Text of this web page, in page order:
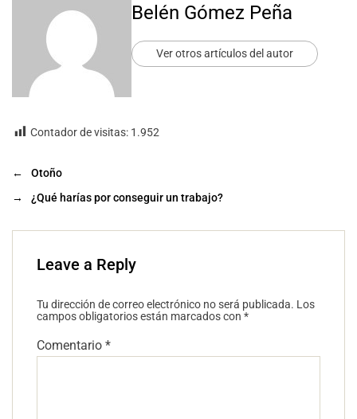
Belén Gómez Peña
Ver otros artículos del autor
Contador de visitas: 1.952
←
Otoño
→
¿Qué harías por conseguir un trabajo?
Leave a Reply
Tu dirección de correo electrónico no será publicada. Los
campos obligatorios están marcados con *
Comentario *